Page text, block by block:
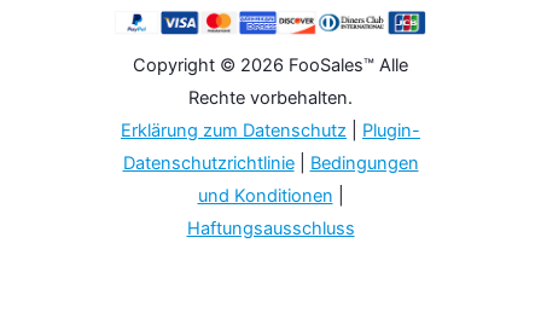
Copyright © 2026 FooSales™ Alle
Rechte vorbehalten.
Erklärung zum Datenschutz
Plugin-
Datenschutzrichtlinie| Bedingungen
und Konditionen
Haftungsausschluss